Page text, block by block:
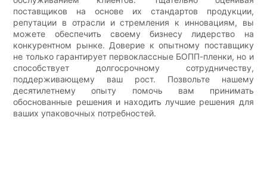
поставщиков на основе их стандартов продукции,
репутации в отрасли и стремления к инновациям, вы
можете обеспечить своему бизнесу лидерство на
конкурентном рынке. Доверие к опытному поставщику
не только гарантирует первоклассные БОПП-пленки, но и
способствует долгосрочному сотрудничеству,
поддерживающему ваш рост. Позвольте нашему
десятилетнему опыту помочь вам принимать
обоснованные решения и находить лучшие решения для
ваших упаковочных потребностей.